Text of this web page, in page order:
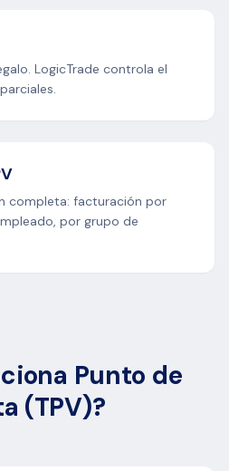
LogicTrade controla el
completa: facturación por
por grupo de
Punto de
(TPV)?